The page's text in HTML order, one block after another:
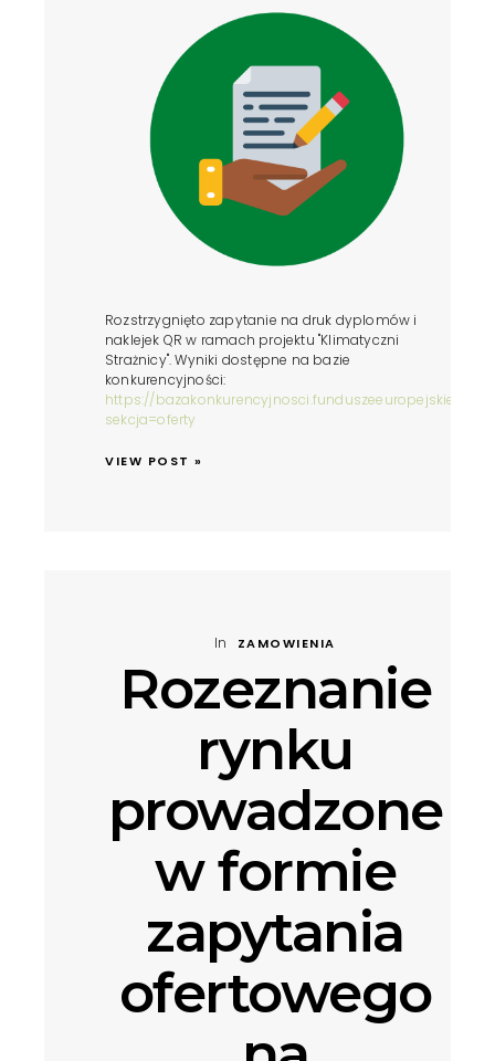
Rozstrzygnięto zapytanie na druk dyplomów i
naklejek QR w ramach projektu "Klimatyczni
Strażnicy". Wyniki dostępne na bazie
konkurencyjności:
https://
sekcja=oferty
VIEW POST »
In ZAMOWIENIA
Rozeznanie
rynku
prowadzone
w formie
zapytania
ofertowego